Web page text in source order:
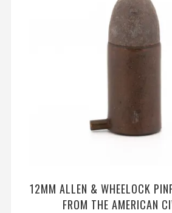
12MM ALLEN & WHEELOCK
FROM THE AMERICAN